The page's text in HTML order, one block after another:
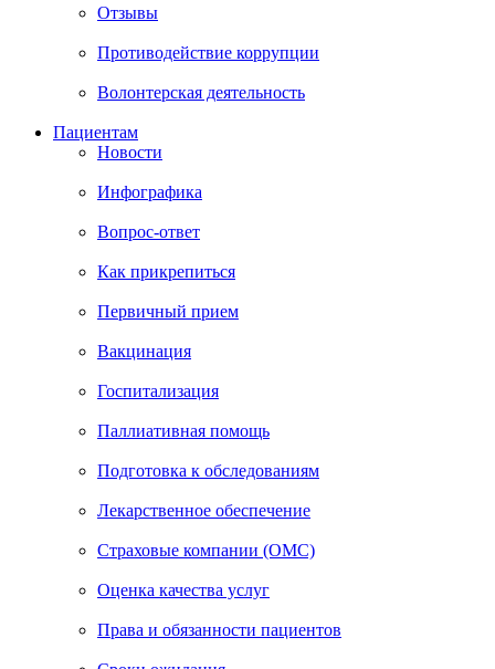
Отзывы
Противодействие коррупции
Волонтерская деятельность
Пациентам
Новости
Инфографика
Вопрос-ответ
Как прикрепиться
Первичный прием
Вакцинация
Госпитализация
Паллиативная помощь
Подготовка к обследованиям
Лекарственное обеспечение
Страховые компании (ОМС)
Оценка качества услуг
Права и обязанности пациентов